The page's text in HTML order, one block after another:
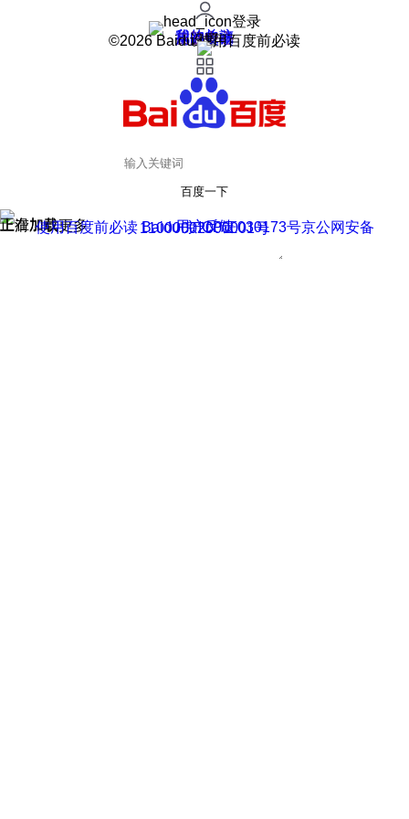
登录
我的关注
我的收藏
皮肤中心
用户反馈
设置
©2026 Baidu 使用百度前必读
百度一下
正在加载
上滑加载更多 用户反馈
使用百度前必读 Baidu 京ICP证030173号
京公网安备11000002000001号